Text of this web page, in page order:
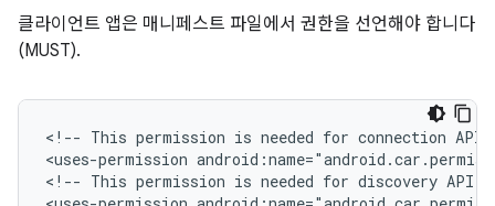
클라이언트 앱은 매니페스트 파일에서 권한을 선언해야 합니다
(MUST).
<!-- This permission is needed for connection API
<uses-permission
<!-- This permission is needed for discovery API